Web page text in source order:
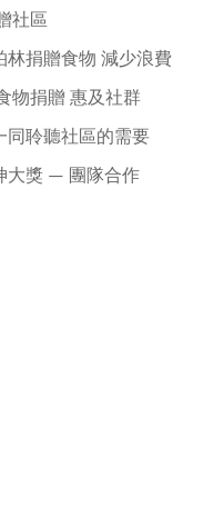
社區
林捐贈食物 減少浪費
物捐贈 惠及社群
同聆聽社區的需要
大獎 — 團隊合作